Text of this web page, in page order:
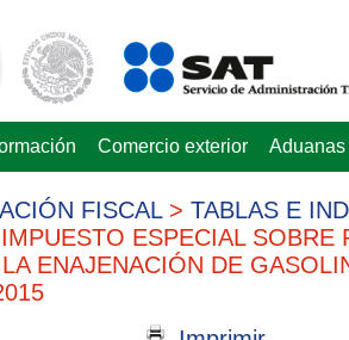
Comercio exterior Aduanas
FISCAL> TABLAS E
ESPECIAL SOBRE
ENAJENACIÓN DE